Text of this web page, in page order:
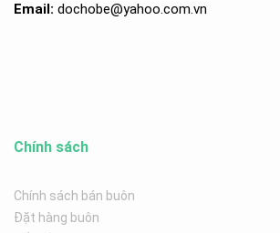
Email: dochobe@yahoo.com.vn
Chính sách
Chính sách bán buôn
Đặt hàng buôn